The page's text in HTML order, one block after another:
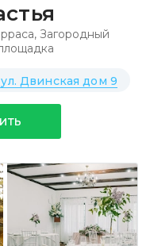
,Загородный
Двинская дом 9